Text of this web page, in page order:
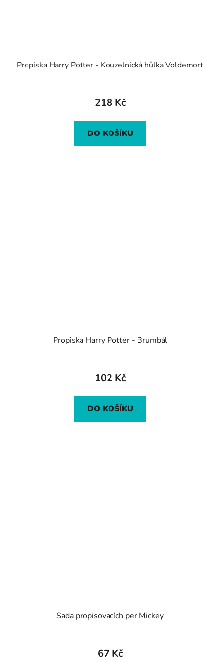
Propiska Harry Potter - Kouzelnická hůlka Voldemort
218 Kč
DO KOŠÍKU
Propiska Harry Potter - Brumbál
102 Kč
DO KOŠÍKU
Sada propisovacích per Mickey
67 Kč